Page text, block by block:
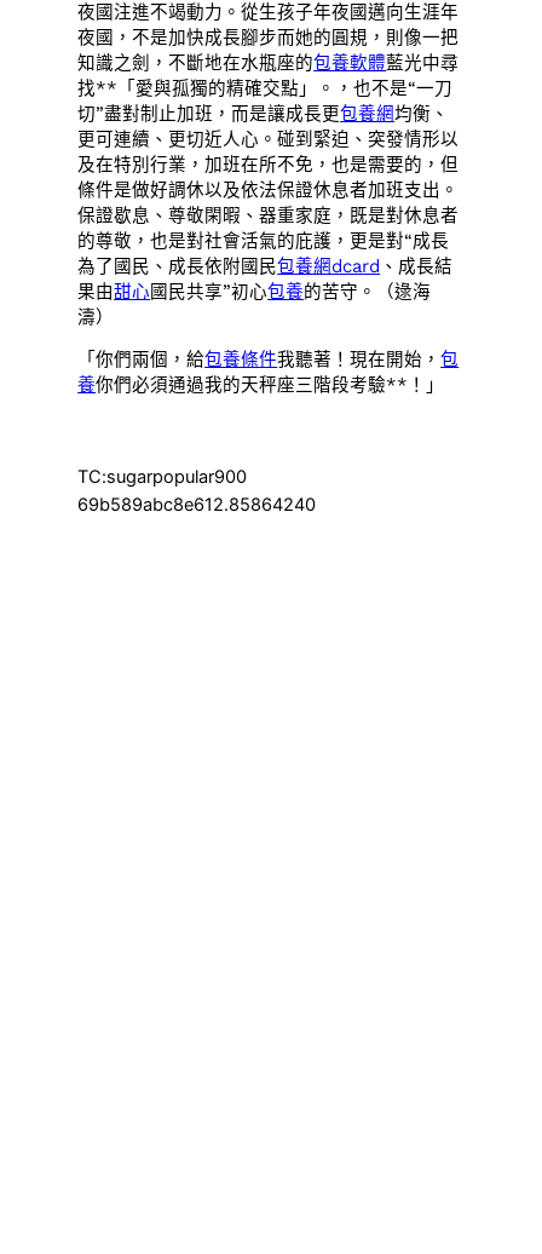
夜國注進不竭動力。從生孩子年夜國邁向生涯年
夜國，不是加快成長腳步而她的圓規，則像一把
知識之劍，不斷地在水瓶座的包養軟體藍光中尋
找**「愛與孤獨的精確交點」。，也不是“一刀
切”盡對制止加班，而是讓成長更包養網均衡、
更可連續、更切近人心。碰到緊迫、突發情形以
及在特別行業，加班在所不免，也是需要的，但
條件是做好調休以及依法保證休息者加班支出。
保證歇息、尊敬閑暇、器重家庭，既是對休息者
的尊敬，也是對社會活氣的庇護，更是對“成長
為了國民、成長依附國民包養網dcard 、成長結
果由甜心國民共享”初心包養的苦守。（逯海
濤）
「你們兩個，給包養條件我聽著！現在開始，包
養你們必須通過我的天秤座三階段考驗**！」
TC:sugarpopular900
69b589abc8e612.85864240